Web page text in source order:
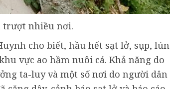
trượt nhiều nơi.
cho biết, hầu hết sạt lở, sụp, lún
vực ao hầm nuôi cá. Khả năng do
ta-luy và một số nơi do người dân